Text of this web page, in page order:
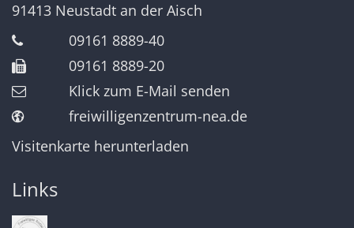
91413 Neustadt an der Aisch
09161 8889-40
09161 8889-20
Klick zum E-Mail senden
freiwilligenzentrum-nea.de
Visitenkarte herunterladen
Links